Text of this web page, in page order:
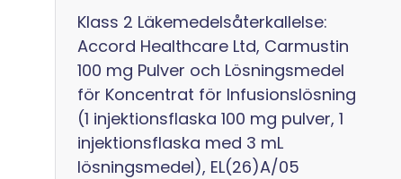
Klass 2 Läkemedelsåterkallelse:
Accord Healthcare Ltd, Carmustin
100 mg Pulver och Lösningsmedel
för Koncentrat för Infusionslösning
(1 injektionsflaska 100 mg pulver, 1
injektionsflaska med 3 mL
lösningsmedel), EL(26)A/05